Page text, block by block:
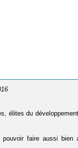
élites du
faire aussi bien